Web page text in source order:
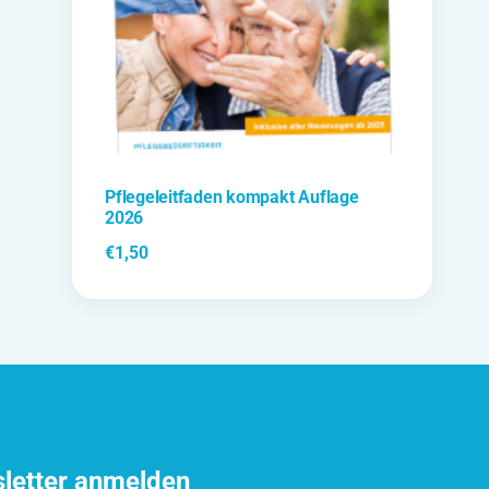
Pflegeleitfaden kompakt Auflage
2026
€1,50
anmelden